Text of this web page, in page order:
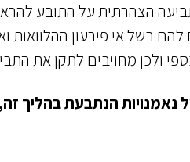
הצהרתית על התובע
בשל אי פירעון ההלוואות
ולכן מחויבים לתקן את
נאמנויות הנתבעת בהליך זה,